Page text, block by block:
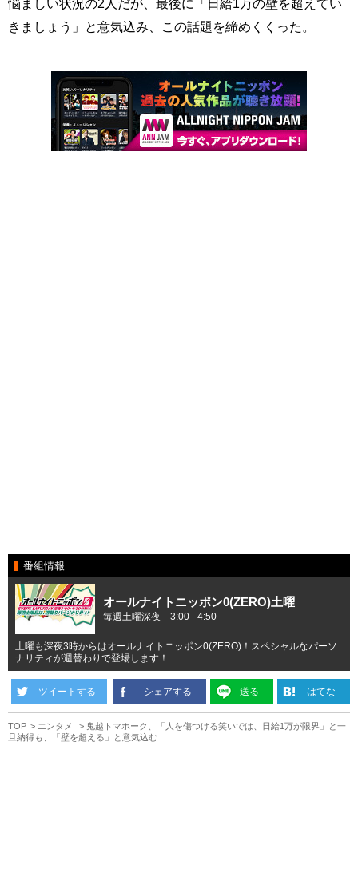
悩ましい状況の2人だが、最後に「日給1万の壁を超えてい
きましょう」と意気込み、この話題を締めくくった。
番組情報
オールナイトニッポン0(ZERO)土曜
毎週土曜深夜 3:00 - 4:50
土曜も深夜3時からはオールナイトニッポン0(ZERO)！スペシャルなパーソ
ナリティが週替わりで登場します！
ツイートする シェアする 送る はてな
TOP エンタメ
鬼越トマホーク、「人を傷つける笑いでは、日給1万が限界」と一
旦納得も、「壁を超える」と意気込む